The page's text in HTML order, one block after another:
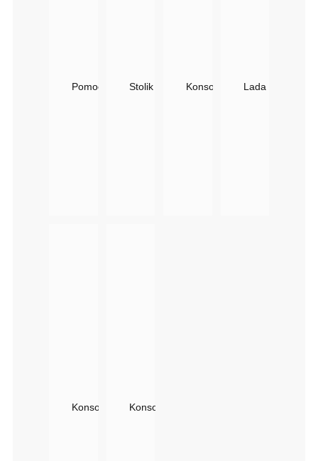
Pomocnik Fryzjerski Kubik Panda | Fornir Orzech
Stolik Kubik Panda Mały Do Poczekalni Z
Konsoleta Fryzjerska Kubik
Lada
Konsoleta Fryzjerska Kubik II | Panda Express Line
Konsoleta Fryzjerska Kubik Podwójna